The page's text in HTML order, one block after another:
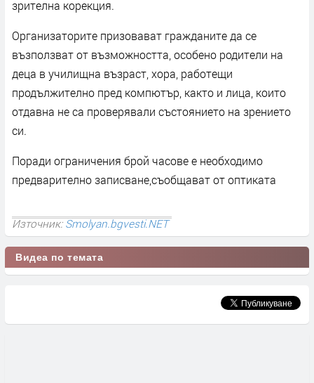
зрителна корекция.
Организаторите призовават гражданите да се
възползват от възможността, особено родители на
деца в училищна възраст, хора, работещи
продължително пред компютър, както и лица, които
отдавна не са проверявали състоянието на зрението
си.
Поради ограничения брой часове е необходимо
предварително записване,съобщават от оптиката
Източник:Smolyan.bgvesti.NET
Видеа по темата